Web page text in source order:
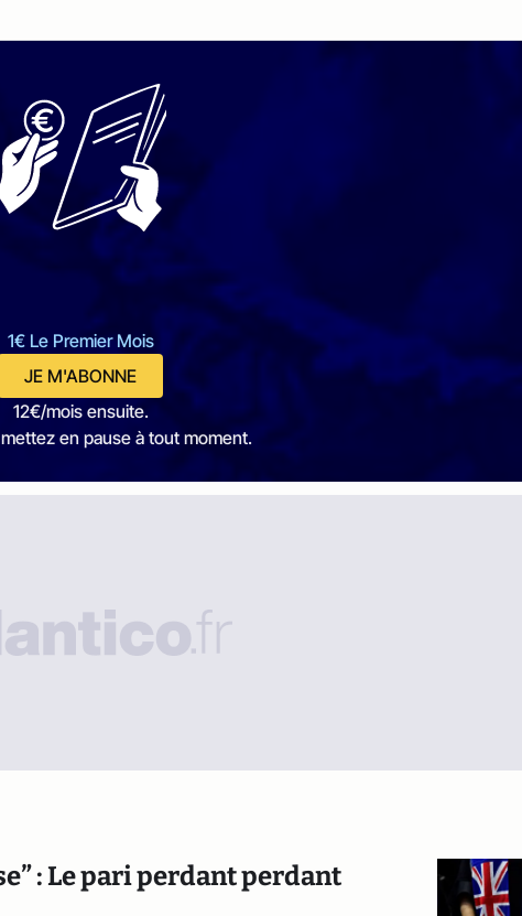
1€ Le Premier Mois
JE M'ABONNE
12€/mois ensuite.
en pause à tout moment.
: Le pari perdant perdant